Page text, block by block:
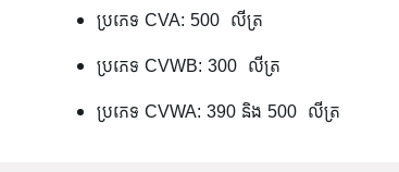
ប្រភេទ CVA: 500 លីត្រ
ប្រភេទ CVWB: 300 លីត្រ
ប្រភេទ CVWA: 390 និង 500 លីត្រ